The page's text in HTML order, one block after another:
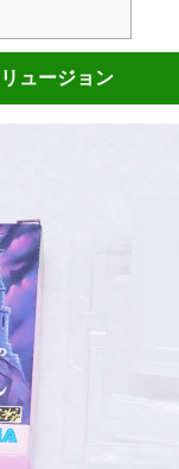
ュージョン